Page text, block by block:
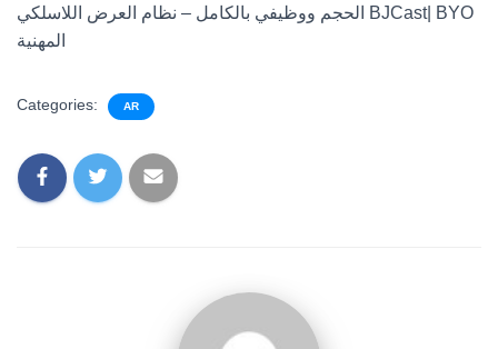
الحجم ووظيفي بالكامل – نظام العرض اللاسلكي BJCast| BYO
المهنية
Categories: AR